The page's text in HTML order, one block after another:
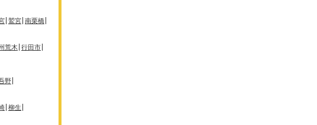
鷲宮 南栗橋
荒木 行田市
野
柳生